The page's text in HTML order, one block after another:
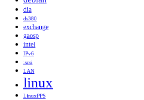
dia
ds380
exchange
gaosp
intel
IPv6
iscsi
LAN
linux
LinuxPPS